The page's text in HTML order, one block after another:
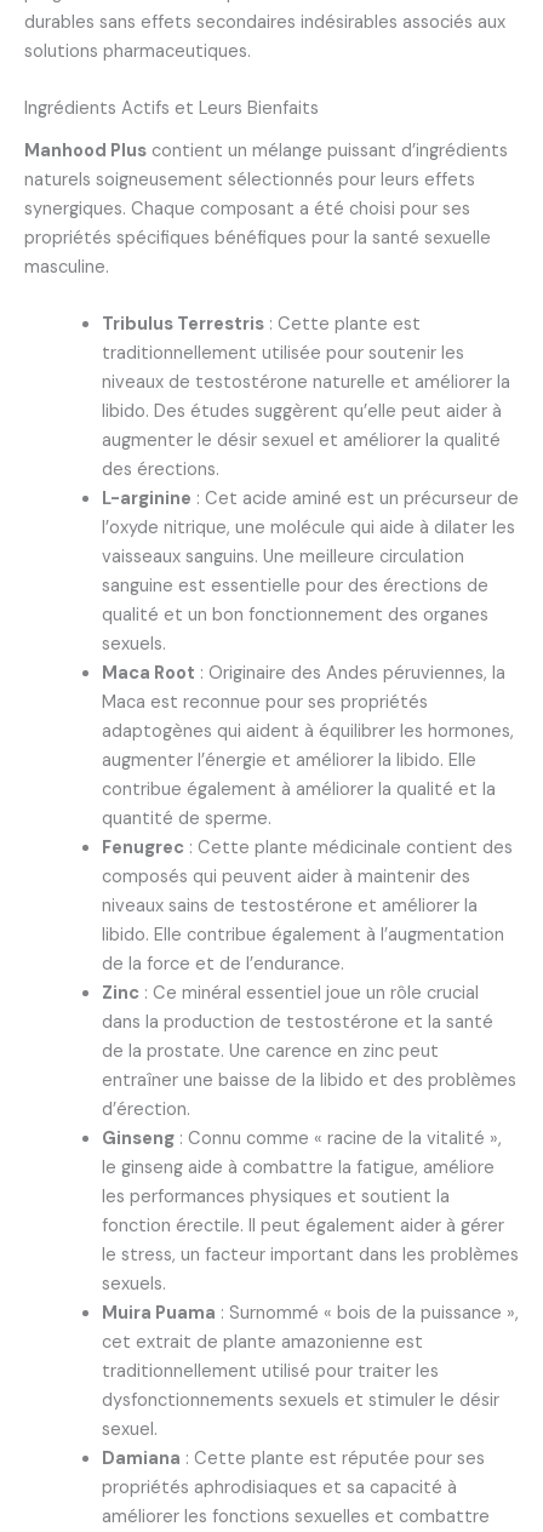
durables sans effets secondaires indésirables associés aux
solutions pharmaceutiques.
Ingrédients Actifs et Leurs Bienfaits
Manhood Plus contient un mélange puissant d’ingrédients
naturels soigneusement sélectionnés pour leurs effets
synergiques. Chaque composant a été choisi pour ses
propriétés spécifiques bénéfiques pour la santé sexuelle
masculine.
Tribulus Terrestris: Cette plante est
traditionnellement utilisée pour soutenir les
niveaux de testostérone naturelle et améliorer la
libido. Des études suggèrent qu’elle peut aider à
augmenter le désir sexuel et améliorer la qualité
des érections.
L-arginine : Cet acide aminé est un précurseur de
l’oxyde nitrique, une molécule qui aide à dilater les
vaisseaux sanguins. Une meilleure circulation
sanguine est essentielle pour des érections de
qualité et un bon fonctionnement des organes
sexuels.
Maca Root : Originaire des Andes péruviennes, la
Maca est reconnue pour ses propriétés
adaptogènes qui aident à équilibrer les hormones,
augmenter l’énergie et améliorer la libido. Elle
contribue également à améliorer la qualité et la
quantité de sperme.
Fenugrec: Cette plante médicinale contient des
composés qui peuvent aider à maintenir des
niveaux sains de testostérone et améliorer la
libido. Elle contribue également à l’augmentation
de la force et de l’endurance.
Zinc: Ce minéral essentiel joue un rôle crucial
dans la production de testostérone et la santé
de la prostate. Une carence en zinc peut
entraîner une baisse de la libido et des problèmes
d’érection.
Ginseng: Connu comme « racine de la vitalité »,
le ginseng aide à combattre la fatigue, améliore
les performances physiques et soutient la
fonction érectile. Il peut également aider à gérer
le stress, un facteur important dans les problèmes
sexuels.
Muira Puama : Surnommé « bois de la puissance »,
cet extrait de plante amazonienne est
traditionnellement utilisé pour traiter les
dysfonctionnements sexuels et stimuler le désir
sexuel.
Damiana : Cette plante est réputée pour ses
propriétés aphrodisiaques et sa capacité à
améliorer les fonctions sexuelles et combattre